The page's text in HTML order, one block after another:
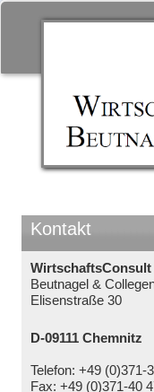
& Collegen
Kontakt
WirtschaftsConsult
Beutnagel &
Elisenstraße 30
D-09111 Chemnitz
Telefon: +49 (0)371-
Fax: +49 (0)371-40